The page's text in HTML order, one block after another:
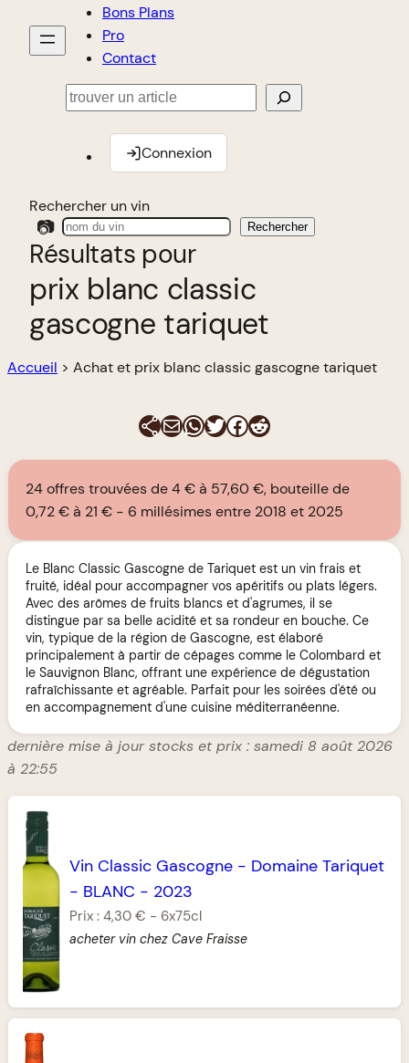
Bons Plans
Pro
Contact
Rechercher
Connexion
Rechercher un vin
📷 Rechercher
Résultats pour
prix blanc classic
gascogne tariquet
Accueil > Achat et prix blanc classic gascogne tariquet
E-mailWhatsApp
Twitter
Facebook
Reddit
24 offres trouvées de 4 € à 57,60 €, bouteille de
0,72 € à 21 €
6 millésimes entre 2018 et 2025
Le Blanc Classic Gascogne de Tariquet est un vin frais et
fruité, idéal pour accompagner vos apéritifs ou plats légers.
Avec des arômes de fruits blancs et d'agrumes, il se
distingue par sa belle acidité et sa rondeur en bouche. Ce
vin, typique de la région de Gascogne, est élaboré
principalement à partir de cépages comme le Colombard et
le Sauvignon Blanc, offrant une expérience de dégustation
rafraîchissante et agréable. Parfait pour les soirées d'été ou
en accompagnement d'une cuisine méditerranéenne.
dernière mise à jour stocks et prix : samedi 8 août 2026
à 22:55
Vin Classic Gascogne- Domaine Tariquet
- BLANC - 2023
Prix : 4,30 € - 6x75cl
acheter vin chez Cave Fraisse